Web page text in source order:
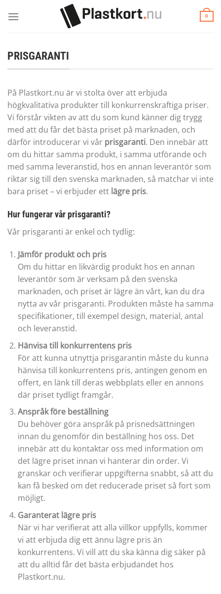
0
PRISGARANTI
På Plastkort.nu är vi stolta över att erbjuda
högkvalitativa produkter till konkurrenskraftiga priser.
Vi förstår vikten av att du som kund känner dig trygg
med att du får det bästa priset på marknaden, och
därför introducerar vi vår prisgaranti. Den innebär att
om du hittar samma produkt, i samma utförande och
med samma leveranstid, hos en annan leverantör som
riktar sig till den svenska marknaden, så matchar vi inte
bara priset – vi erbjuder ett lägre pris.
Hur fungerar vår prisgaranti?
Vår prisgaranti är enkel och tydlig:
Jämför produkt och pris
Om du hittar en likvärdig produkt hos en annan
leverantör som är verksam på den svenska
marknaden, och priset är lägre än vårt, kan du dra
nytta av vår prisgaranti. Produkten måste ha samma
specifikationer, till exempel design, material, antal
och leveranstid.
Hänvisa till konkurrentens pris
För att kunna utnyttja prisgarantin måste du kunna
hänvisa till konkurrentens pris, antingen genom en
offert, en länk till deras webbplats eller en annons
där priset tydligt framgår.
Anspråk före beställning
Du behöver göra anspråk på prisnedsättningen
innan du genomför din beställning hos oss. Det
innebär att du kontaktar oss med information om
det lägre priset innan vi hanterar din order. Vi
granskar och verifierar uppgifterna snabbt, så att du
kan få besked om det reducerade priset så fort som
möjligt.
Garanterat lägre pris
När vi har verifierat att alla villkor uppfylls, kommer
vi att erbjuda dig ett ännu lägre pris än
konkurrentens. Vi vill att du ska känna dig säker på
att du alltid får det bästa erbjudandet hos
Plastkort.nu.